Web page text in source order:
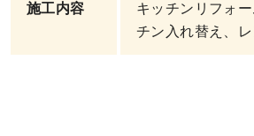
施工内容
キッチンリフォ
チン入れ替え、レ